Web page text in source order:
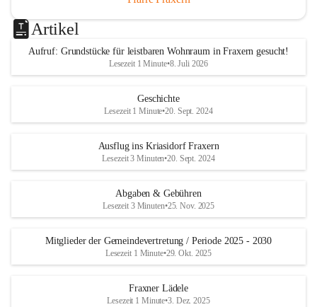
Artikel
Aufruf: Grundstücke für leistbaren Wohnraum in Fraxern gesucht!
Lesezeit 1 Minute•8. Juli 2026
Geschichte
Lesezeit 1 Minute•20. Sept. 2024
Ausflug ins Kriasidorf Fraxern
Lesezeit 3 Minuten•20. Sept. 2024
Abgaben & Gebühren
Lesezeit 3 Minuten•25. Nov. 2025
Mitglieder der Gemeindevertretung / Periode 2025 - 2030
Lesezeit 1 Minute•29. Okt. 2025
Fraxner Lädele
Lesezeit 1 Minute•3. Dez. 2025